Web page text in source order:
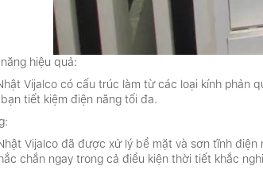
hiệu quả:
Vijalco có cấu trúc làm từ các loại kính phản
tiết kiệm điện năng tối đa.
Vijalco đã được xử lý bề mặt và sơn tĩnh
chắn ngay trong cả điều kiện thời tiết khắc